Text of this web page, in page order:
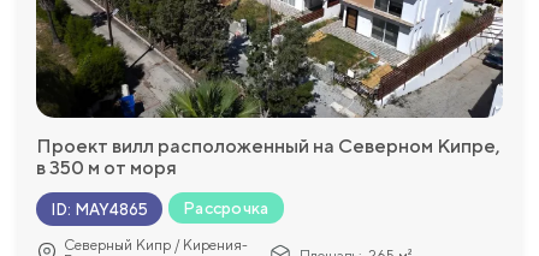
Проект вилл расположенный на Северном Кипре,
в 350 м от моря
ID: MAY4865 Рассрочка
Северный Кипр / Кирения-